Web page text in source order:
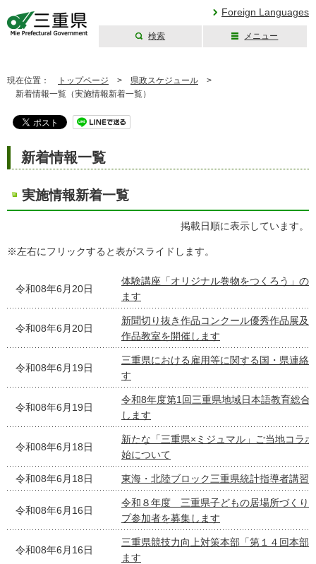
Foreign Languages
検索 メニュー
現在位置： トップページ > 県政スケジュール >
新着情報一覧（実施情報新着一覧）
新着情報一覧
実施情報新着一覧
掲載日順に表示しています。
※左右にフリックすると表がスライドします。
令和08年6月20日
体験講座「オリジナル巻物をつくろう」の
ます
令和08年6月20日
新聞切り抜き作品コンクール優秀作品展及
作品教室を開催します
令和08年6月19日
三重県における雇用等に関する国・県連絡
す
令和08年6月19日
令和8年度第1回三重県地域日本語教育総合
します
令和08年6月18日
新たな「三重県×ミジュマル」ご当地コラ
始について
令和08年6月18日 東海・北陸ブロック三重県統計指導者講習
令和08年6月16日
令和８年度 三重県子どもの居場所づくり
プ参加者を募集します
令和08年6月16日
三重県競技力向上対策本部「第１４回本部
ます